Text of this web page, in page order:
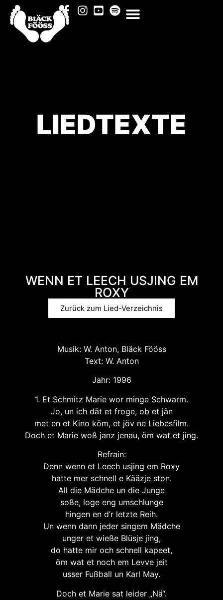
LIEDTEXTE
WENN ET LEECH USJING EM
ROXY
Zurück zum Lied-Verzeichnis
Musik: W. Anton, Bläck Fööss
Text: W. Anton
Jahr: 1996
1. Et Schmitz Marie wor minge Schwarm.
Jo, un ich dät et froge, ob et jän
met en et Kino köm, et jöv ne Liebesfilm.
Doch et Marie woß janz jenau, öm wat et jing.
Refrain:
Denn wenn et Leech usjing em Roxy
hatte mer schnell e Kääzje ston.
All die Mädche un die Junge
soße, loge eng umschlunge
hingen en d’r letzte Reih.
Un wenn dann jeder singem Mädche
unger et wieße Blüsje jing,
do hatte mir och schnell kapeet,
öm wat et noch em Levve jeit
usser Fußball un Karl May.
Doch et Marie sat leider „Nä“.